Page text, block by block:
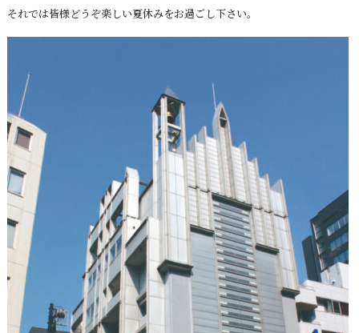
それでは皆様どうぞ楽しい夏休みをお過ごし下さい。